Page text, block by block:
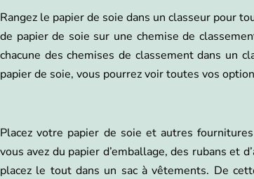
Rangez le papier de soie dans un classeur pour
de papier de soie sur une chemise de
chacune des chemises de classement dans un
papier de soie, vous pourrez voir toutes vos
Placez votre papier de soie et autres
vous avez du papier d’emballage, des rubans et
placez le tout dans un sac à vêtements. De